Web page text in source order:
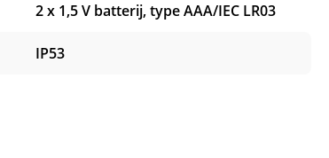
2 x 1,5 V batterij, type AAA/IEC LR03
IP53